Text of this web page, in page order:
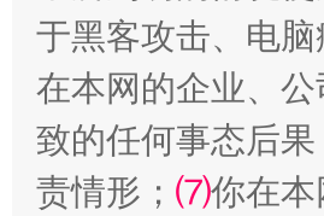
于黑客攻击、电
在本网的企业、
致的任何事态后果
责情形； ⑺你在